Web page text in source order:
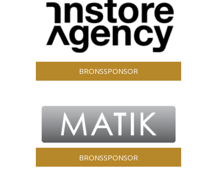
BRONSSPONSOR
BRONSSPONSOR